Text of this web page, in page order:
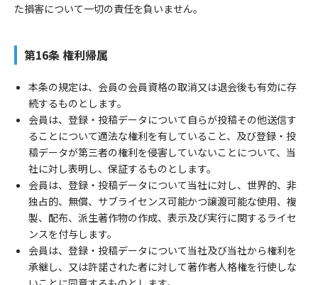
た損害について一切の責任を負いません。
第16条 権利帰属
本条の規定は、会員の会員資格の取消又は退会後も有効に存
続するものとします。
会員は、登録・投稿データについて自らが投稿その他送信す
ることについて適法な権利を有していること、及び登録・投
稿データが第三者の権利を侵害していないことについて、当
社に対し表明し、保証するものとします。
会員は、登録・投稿データについて当社に対し、世界的、非
独占的、無償、サブライセンス可能かつ譲渡可能な使用、複
製、配布、派生著作物の作成、表示及び実行に関するライセ
ンスを付与します。
会員は、登録・投稿データについて当社及び当社から権利を
承継し、又は許諾された者に対して著作者人格権を行使しな